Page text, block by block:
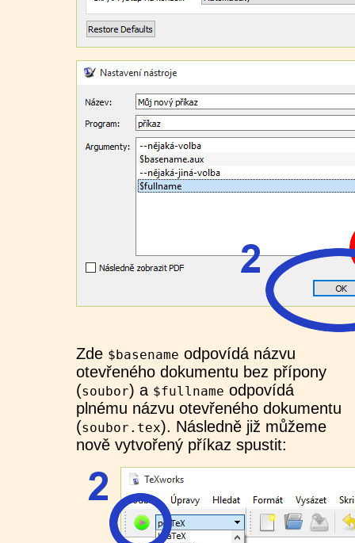
Zde $basename odpovídá názvu
otevřeného dokumentu bez přípony
(soubor) a $fullname odpovídá
plnému názvu otevřeného dokumentu
(soubor.tex). Následně již můžeme
nově vytvořený příkaz spustit: